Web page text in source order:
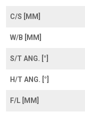
C/S [MM]
W/B [MM]
S/T ANG. [°]
H/T ANG. [°]
F/L [MM]